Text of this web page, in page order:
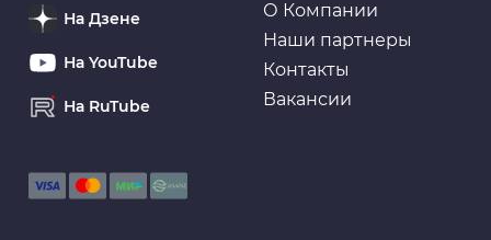
О Компании
Наши партнеры
Контакты
Вакансии
На Дзене
На YouTube
На RuTube